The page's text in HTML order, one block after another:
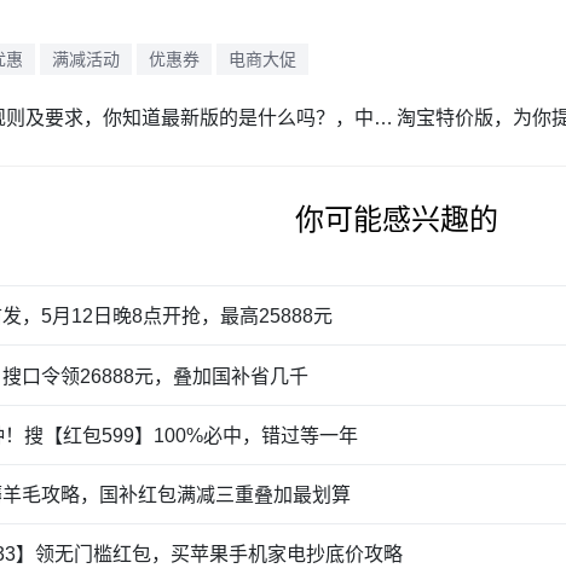
惠 满减活动 优惠券 电商大促
天天特价报名规则及要求，你知道最新版的是什么吗？，中小卖家必看
你可能感兴趣的
，5月12日晚8点开抢，最高25888元
口令领26888元，叠加国补省几千
搜【红包599】100%必中，错过等一年
毛攻略，国补红包满减三重叠加最划算
】领无门槛红包，买苹果手机家电抄底价攻略